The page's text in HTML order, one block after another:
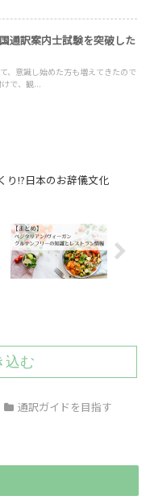
通訳案内士試験を突破した
、意識し始めた方も増えてきたので
で、観...
り!?日本のお辞儀文化
込む
通訳ガイドを目指す